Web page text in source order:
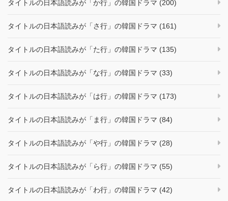
タイトルの日本語読みが「か行」の韓国ドラマ (200)
タイトルの日本語読みが「さ行」の韓国ドラマ (161)
タイトルの日本語読みが「た行」の韓国ドラマ (135)
タイトルの日本語読みが「な行」の韓国ドラマ (33)
タイトルの日本語読みが「は行」の韓国ドラマ (173)
タイトルの日本語読みが「ま行」の韓国ドラマ (84)
タイトルの日本語読みが「や行」の韓国ドラマ (28)
タイトルの日本語読みが「ら行」の韓国ドラマ (55)
タイトルの日本語読みが「わ行」の韓国ドラマ (42)